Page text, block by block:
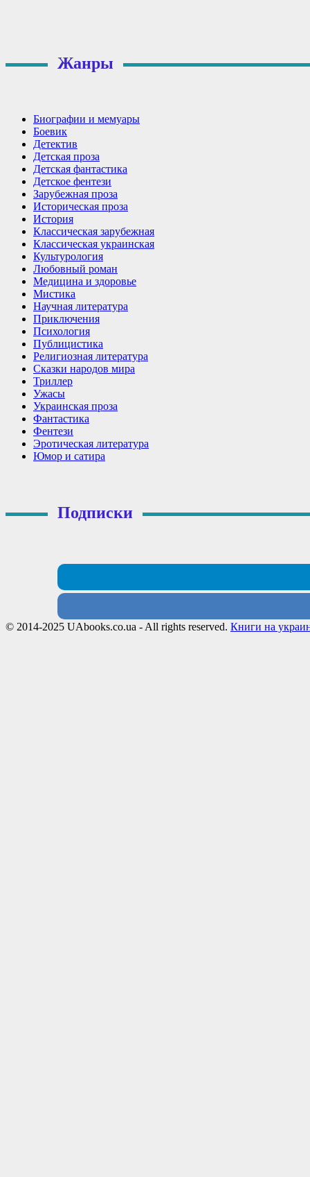
Жанры
Биографии и мемуары
Боевик
Детектив
Детская проза
Детская фантастика
Детское фентези
Зарубежная проза
Историческая проза
История
Классическая зарубежная
Классическая украинская
Культурология
Любовный роман
Медицина и здоровье
Мистика
Научная литература
Приключения
Психология
Публицистика
Религиозная литература
Сказки народов мира
Триллер
Ужасы
Украинская проза
Фантастика
Фентези
Эротическая литература
Юмор и сатира
Подписки
© 2014-2025 UAbooks.co.ua - All rights reserved. Книги на